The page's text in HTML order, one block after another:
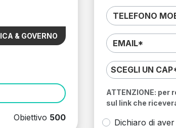
& GOVERNO
Obiettivo 500
SCEGLI UN
ATTENZIONE: per
sul link che
Dichiaro di